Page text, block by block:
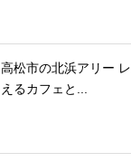
高松市の北浜アリー
えるカフェと...